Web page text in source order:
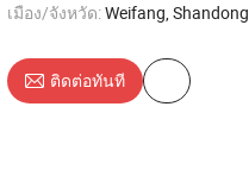
เมือง/จังหวัด:Weifang, Shandong
ติดต่อทันที